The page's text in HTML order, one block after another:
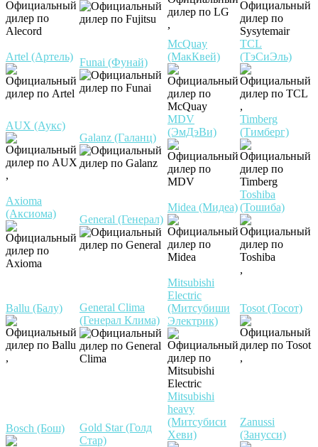
,
Artel (Артель) Funai (Фунай)
McQuay
(МакКвей)
TCL
(ТэСиЭль)
,
AUX (Аукс)
,
Galanz (Галанц)
MDV
(ЭмДэВи)
Timberg
(Тимберг)
Axioma
(Аксиома)
General (Генерал)
Midea (Мидеа)
Toshiba
(Тошиба)
,
Ballu (Балу)
,
General Clima
(Генерал Клима)
Mitsubishi
Electric
(Митсубиши
Электрик)
Tosot (Тосот)
,
Bosch (Бош)
Gold Star (Голд
Стар)
Mitsubishi
heavy
(Митсубиси
Хеви)
Zanussi
(Занусси)